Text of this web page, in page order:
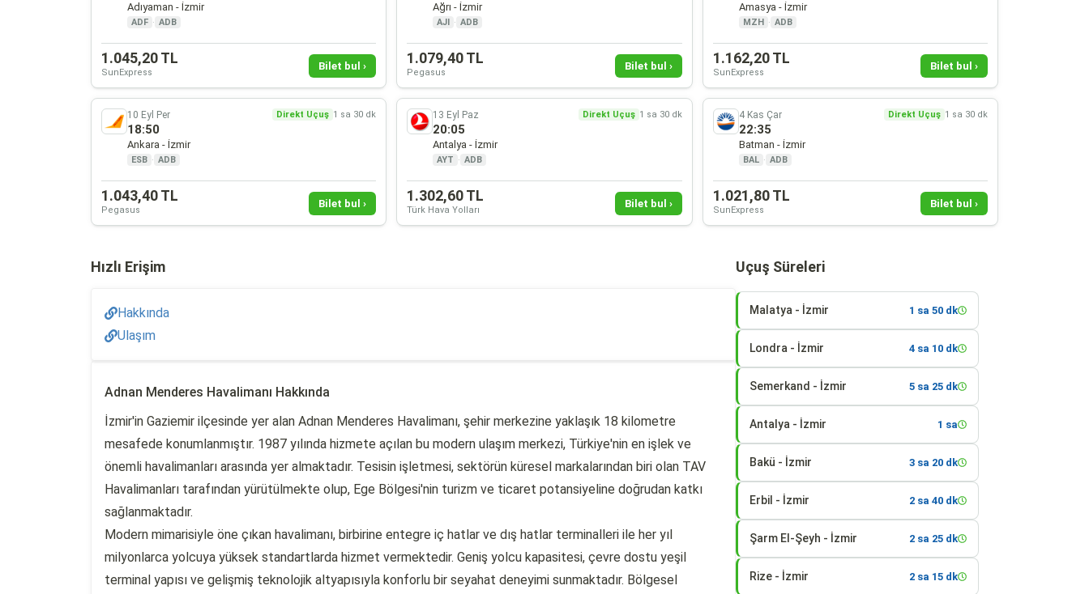
Adıyaman - İzmir
ADF · ADB
1.045,20 TL
SunExpress
Bilet bul ›
Ağrı - İzmir
AJI · ADB
1.079,40 TL
Pegasus
Bilet bul ›
Amasya - İzmir
MZH · ADB
1.162,20 TL
SunExpress
Bilet bul ›
10 Eyl Per Direkt Uçuş 1 sa 30 dk
18:50
Ankara - İzmir
ESB · ADB
1.043,40 TL
Pegasus
Bilet bul ›
13 Eyl Paz Direkt Uçuş 1 sa 30 dk
20:05
Antalya - İzmir
AYT · ADB
1.302,60 TL
Türk Hava Yolları
Bilet bul ›
4 Kas Çar Direkt Uçuş 1 sa 30 dk
22:35
Batman - İzmir
BAL · ADB
1.021,80 TL
SunExpress
Bilet bul ›
Hızlı Erişim
Hakkında
Ulaşım
Adnan Menderes Havalimanı Hakkında
İzmir'in Gaziemir ilçesinde yer alan Adnan Menderes Havalimanı, şehir merkezine yaklaşık 18 kilometre
mesafede konumlanmıştır. 1987 yılında hizmete açılan bu modern ulaşım merkezi, Türkiye'nin en işlek ve
önemli havalimanları arasında yer almaktadır. Tesisin işletmesi, sektörün küresel markalarından biri olan TAV
Havalimanları tarafından yürütülmekte olup, Ege Bölgesi'nin turizm ve ticaret potansiyeline doğrudan katkı
sağlanmaktadır.
Modern mimarisiyle öne çıkan havalimanı, birbirine entegre iç hatlar ve dış hatlar terminalleri ile her yıl
milyonlarca yolcuya yüksek standartlarda hizmet vermektedir. Geniş yolcu kapasitesi, çevre dostu yeşil
terminal yapısı ve gelişmiş teknolojik altyapısıyla konforlu bir seyahat deneyimi sunmaktadır. Bölgesel
Uçuş Süreleri
Malatya - İzmir 1 sa 50 dk
Londra - İzmir 4 sa 10 dk
Semerkand - İzmir 5 sa 25 dk
Antalya - İzmir 1 sa
Bakü - İzmir 3 sa 20 dk
Erbil - İzmir 2 sa 40 dk
Şarm El-Şeyh - İzmir 2 sa 25 dk
Rize - İzmir 2 sa 15 dk